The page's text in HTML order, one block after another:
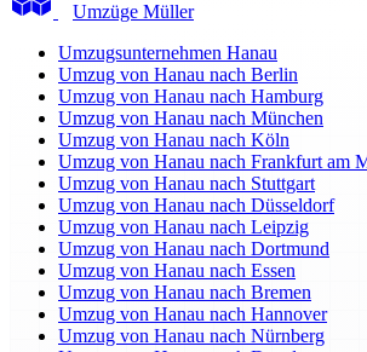
Umzüge Müller
Umzugsunternehmen Hanau
Umzug von Hanau nach Berlin
Umzug von Hanau nach Hamburg
Umzug von Hanau nach München
Umzug von Hanau nach Köln
Umzug von Hanau nach Frankfurt am
Umzug von Hanau nach Stuttgart
Umzug von Hanau nach Düsseldorf
Umzug von Hanau nach Leipzig
Umzug von Hanau nach Dortmund
Umzug von Hanau nach Essen
Umzug von Hanau nach Bremen
Umzug von Hanau nach Hannover
Umzug von Hanau nach Nürnberg